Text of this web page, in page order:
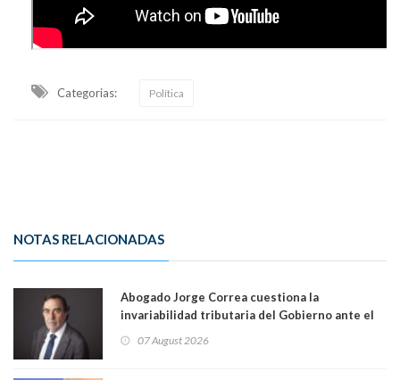
Categorias: Política
NOTAS RELACIONADAS
Abogado Jorge Correa cuestiona la
invariabilidad tributaria del Gobierno ante el
Tribunal Constitucional: “Es contraria a la
democracia” y "defendemos la alternancia en el
07 August 2026